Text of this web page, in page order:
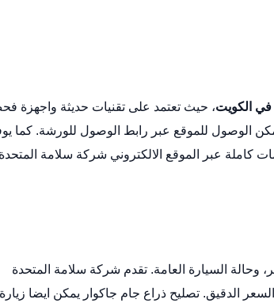
في الكويت، حيث تعتمد على تقنيات حديثة واجهزة
الوصول للموقع عبر رابط الوصول للورشة. كما
كاملة عبر الموقع الالكتروني شركة سلامة
وحالة السيارة العامة. تقدم شركة سلامة المتحدة
الدقيق. تصليح ذراع جام جاكوار يمكن ايضا زيارة